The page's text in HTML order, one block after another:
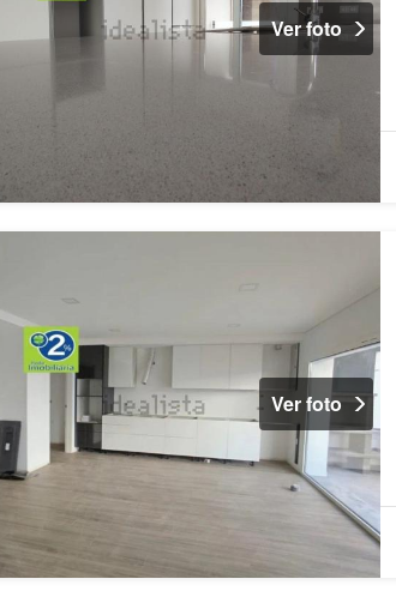
Ver foto
Ver foto